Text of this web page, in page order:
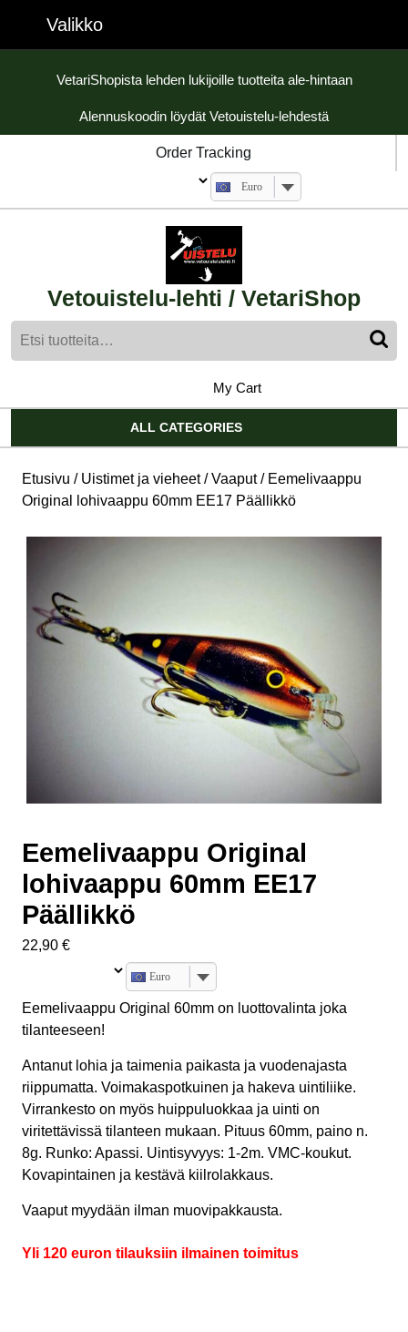
content
ValikkoValikko
VetariShopista lehden lukijoille tuotteita ale-hintaan
Alennuskoodin löydät Vetouistelu-lehdestä
Order Tracking
Euro
Vetouistelu-lehti / VetariShop
Account
My Cartshopping
cart
ALL CATEGORIES
Etusivu / Uistimet ja vieheet/Vaaput/ Eemelivaappu
Original lohivaappu 60mm EE17 Päällikkö
Eemelivaappu Original
lohivaappu 60mm EE17
Päällikkö
22,90 €
Euro
Eemelivaappu Original 60mm on luottovalinta joka
tilanteeseen!
Antanut lohia ja taimenia paikasta ja vuodenajasta
riippumatta. Voimakaspotkuinen ja hakeva uintiliike.
Virrankesto on myös huippuluokkaa ja uinti on
viritettävissä tilanteen mukaan. Pituus 60mm, paino n.
8g. Runko: Apassi. Uintisyvyys: 1-2m. VMC-koukut.
Kovapintainen ja kestävä kiilrolakkaus.
Vaaput myydään ilman muovipakkausta.
Yli 120 euron tilauksiin ilmainen toimitus